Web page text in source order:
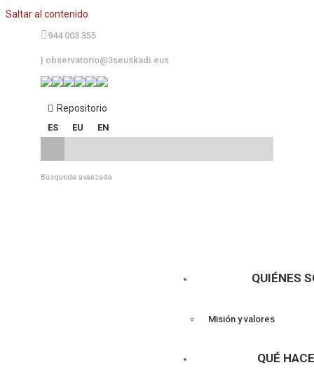
Saltar al contenido
944 003 355
| observatorio@3seuskadi.eus
Repositorio
ES EU EN
Búsqueda avanzada
QUIÉNES
Misión y valores
QUÉ